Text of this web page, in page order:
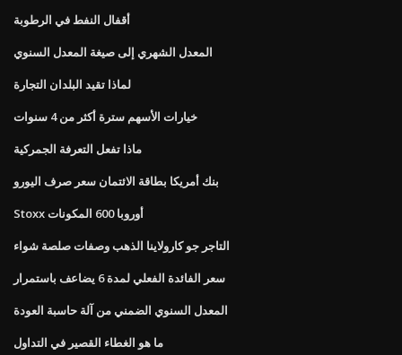
أقفال النفط في الرطوبة
المعدل الشهري إلى صيغة المعدل السنوي
لماذا تقيد البلدان التجارة
خيارات الأسهم سترة أكثر من 4 سنوات
ماذا تفعل التعرفة الجمركية
بنك أمريكا بطاقة الائتمان سعر صرف اليورو
Stoxx أوروبا 600 المكونات
التاجر جو كارولاينا الذهب وصفات صلصة شواء
سعر الفائدة الفعلي لمدة 6 يضاعف باستمرار
المعدل السنوي الضمني من آلة حاسبة العودة
ما هو الغطاء القصير في التداول